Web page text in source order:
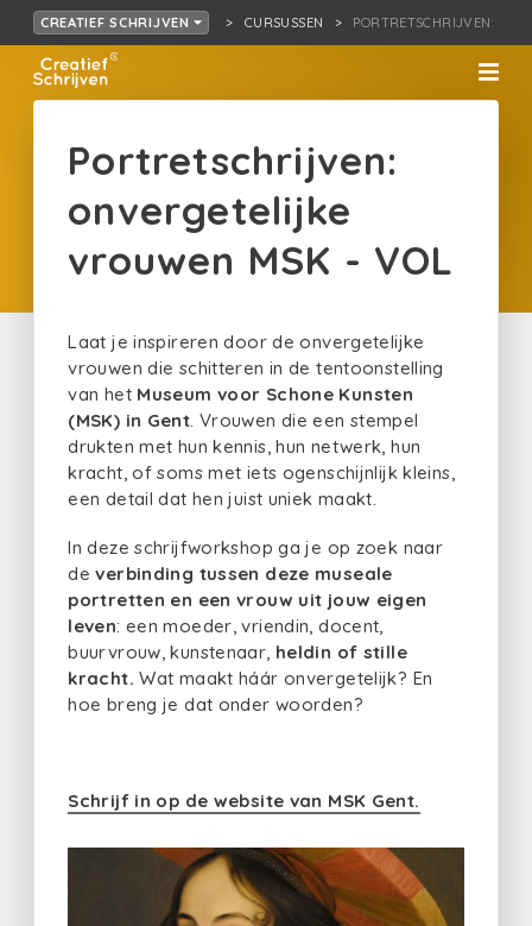
CREATIEF SCHRIJVEN CURSUSSEN PORTRETSCHRIJVEN:
Portretschrijven:
onvergetelijke
vrouwen MSK - VOL
Laat je inspireren door de onvergetelijke
vrouwen die schitteren in de tentoonstelling
van het Museum voor Schone Kunsten
(MSK) in Gent. Vrouwen die een stempel
drukten met hun kennis, hun netwerk, hun
kracht, of soms met iets ogenschijnlijk kleins,
een detail dat hen juist uniek maakt.
In deze schrijfworkshop ga je op zoek naar
deverbinding tussen deze museale
portretten en een vrouw uit jouw eigen
leven: een moeder, vriendin, docent,
buurvrouw, kunstenaar, heldin of stille
kracht.Wat maakt háár onvergetelijk? En
hoe breng je dat onder woorden?
Schrijf in op de website van MSK Gent.